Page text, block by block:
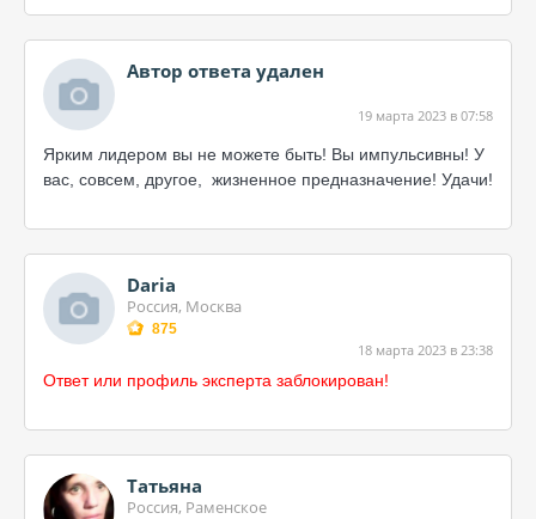
Автор ответа удален
19 марта 2023 в 07:58
Ярким лидером вы не можете быть! Вы импульсивны! У
вас, совсем, другое, жизненное предназначение! Удачи!
Daria
Россия, Москва
875
18 марта 2023 в 23:38
Ответ или профиль эксперта заблокирован!
Татьяна
Россия, Раменское